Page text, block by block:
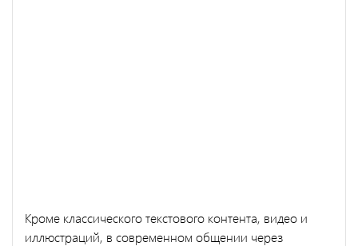
Кроме классического текстового контента, видео и
иллюстраций, в современном общении через